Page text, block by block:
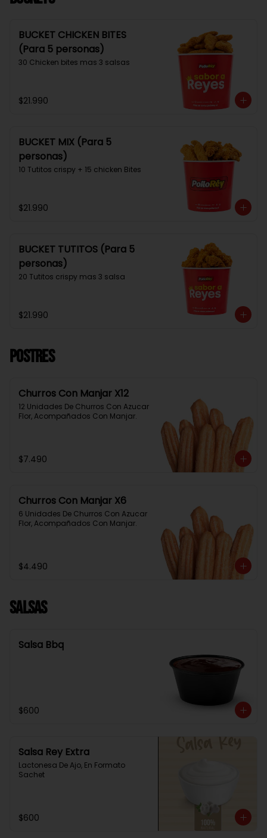
BUCKET CHICKEN BITES
(Para 5 personas)
30 Chicken bites mas 3 salsas
$21.990
BUCKET MIX (Para 5
personas)
10 Tutitos crispy + 15 chicken Bites
$21.990
BUCKET TUTITOS (Para 5
personas)
20 Tutitos crispy mas 3 salsa
$21.990
Postres
Churros Con Manjar X12
12 Unidades De Churros Con Azucar
Flor, Acompañados Con Manjar.
$7.490
Churros Con Manjar X6
6 Unidades De Churros Con Azucar
Flor, Acompañados Con Manjar.
$4.490
Salsas
Salsa Bbq
$600
Salsa Rey Extra
Lactonesa De Ajo, En Formato
Sachet
$600